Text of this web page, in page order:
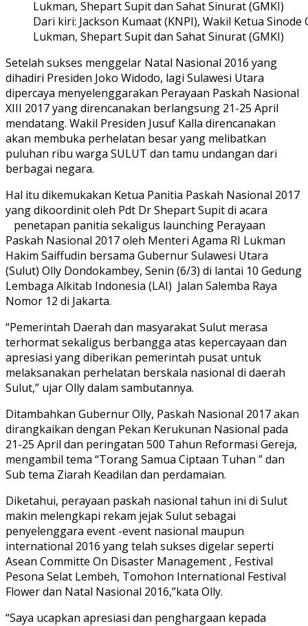
Dari kiri: Jackson Kumaat (KNPI), Wakil Ketua
Lukman, Shepart Supit dan Sahat Sinurat (GMKI)
Setelah sukses menggelar Natal Nasional 2016 yang
dihadiri Presiden Joko Widodo, lagi Sulawesi Utara
dipercaya menyelenggarakan Perayaan Paskah Nasional
XIII 2017 yang direncanakan berlangsung 21-25 April
mendatang. Wakil Presiden Jusuf Kalla direncanakan
akan membuka perhelatan besar yang melibatkan
puluhan ribu warga SULUT dan tamu undangan dari
berbagai negara.
Hal itu dikemukakan Ketua Panitia Paskah Nasional 2017
yang dikoordinit oleh Pdt Dr Shepart Supit di acara
penetapan panitia sekaligus launching Perayaan
Paskah Nasional 2017 oleh Menteri Agama RI Lukman
Hakim Saiffudin bersama Gubernur Sulawesi Utara
(Sulut) Olly Dondokambey, Senin (6/3) di lantai 10 Gedung
Lembaga Alkitab Indonesia (LAI) Jalan Salemba Raya
Nomor 12 di Jakarta.
“Pemerintah Daerah dan masyarakat Sulut merasa
terhormat sekaligus berbangga atas kepercayaan dan
apresiasi yang diberikan pemerintah pusat untuk
melaksanakan perhelatan berskala nasional di daerah
Sulut,” ujar Olly dalam sambutannya.
Ditambahkan Gubernur Olly, Paskah Nasional 2017 akan
dirangkaikan dengan Pekan Kerukunan Nasional pada
21-25 April dan peringatan 500 Tahun Reformasi Gereja,
mengambil tema “Torang Samua Ciptaan Tuhan ” dan
Sub tema Ziarah Keadilan dan perdamaian.
Diketahui, perayaan paskah nasional tahun ini di Sulut
makin melengkapi rekam jejak Sulut sebagai
penyelenggara event -event nasional maupun
international 2016 yang telah sukses digelar seperti
Asean Committe On Disaster Management , Festival
Pesona Selat Lembeh, Tomohon International Festival
Flower dan Natal Nasional 2016,”kata Olly.
“Saya ucapkan apresiasi dan penghargaan kepada